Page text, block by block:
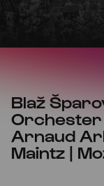
Blaž
Orchester
Arnaud
Maintz |